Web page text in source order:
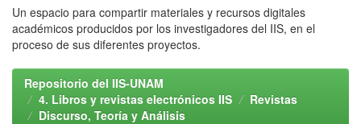
Un espacio para compartir materiales y recursos digitales
académicos producidos por los investigadores del IIS, en el
proceso de sus diferentes proyectos.
Repositorio del IIS-UNAM
4. Libros y revistas electrónicos IIS
Revistas
Discurso, Teoría y Análisis